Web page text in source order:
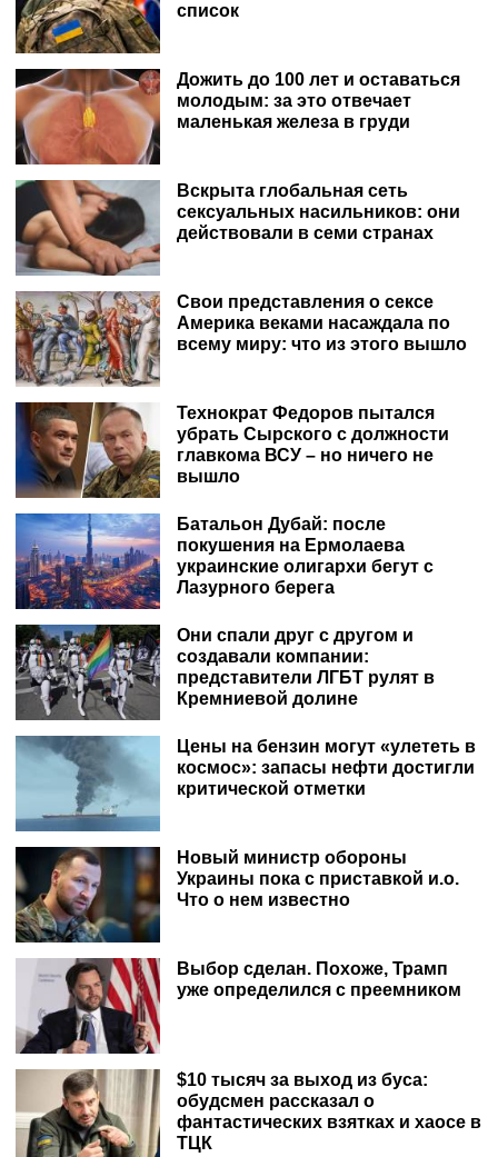
список
Дожить до 100 лет и оставаться
молодым: за это отвечает
маленькая железа в груди
Вскрыта глобальная сеть
сексуальных насильников: они
действовали в семи странах
Свои представления о сексе
Америка веками насаждала по
всему миру: что из этого вышло
Технократ Федоров пытался
убрать Сырского с должности
главкома ВСУ – но ничего не
вышло
Батальон Дубай: после
покушения на Ермолаева
украинские олигархи бегут с
Лазурного берега
Они спали друг с другом и
создавали компании:
представители ЛГБТ рулят в
Кремниевой долине
Цены на бензин могут «улететь в
космос»: запасы нефти достигли
критической отметки
Новый министр обороны
Украины пока с приставкой и.о.
Что о нем известно
Выбор сделан. Похоже, Трамп
уже определился с преемником
$10 тысяч за выход из буса:
обудсмен рассказал о
фантастических взятках и хаосе в
ТЦК